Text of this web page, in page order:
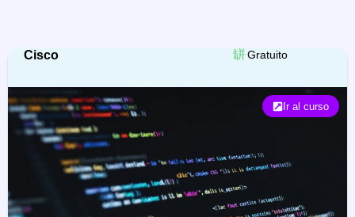
Cisco Gratuito
Ir al curso